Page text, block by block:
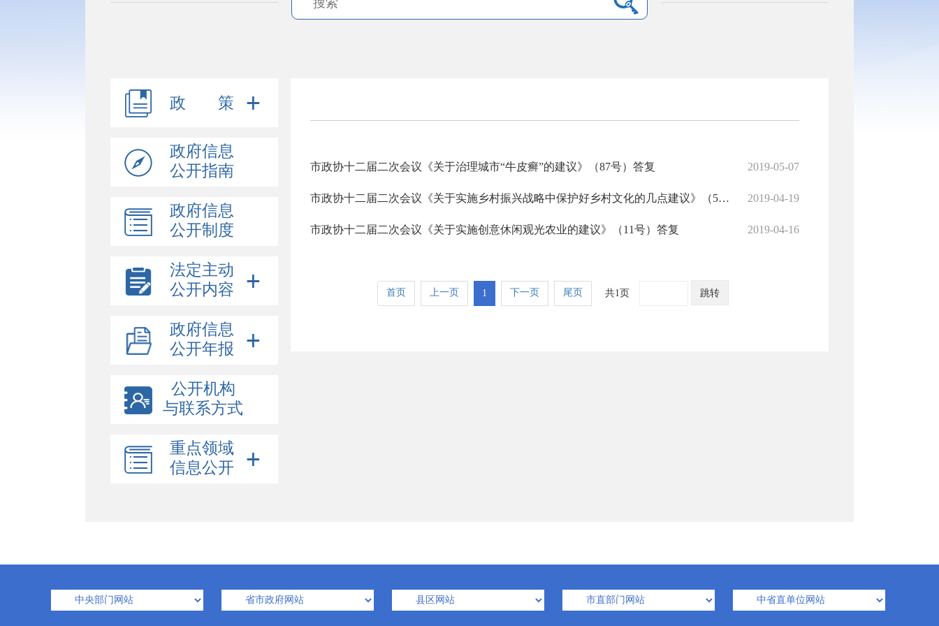
政 策
政府信息
公开指南
政府信息
公开制度
法定主动
公开内容
政府信息
公开年报
公开机构
与联系方式
重点领域
信息公开
市政协十二届二次会议《关于治理城市“牛皮癣”的建议》（87号）答复 2019-05-07
市政协十二届二次会议《关于实施乡村振兴战略中保护好乡村文化的几点建议》（59号）答复 2019-04-19
市政协十二届二次会议《关于实施创意休闲观光农业的建议》（11号）答复 2019-04-16
首页 上一页 1 下一页 尾页 共1页 跳转